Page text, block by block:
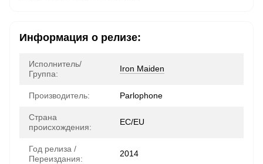
Информация о релизе:
Исполнитель/
Группа:
Iron Maiden
Производитель: Parlophone
Страна
происхождения:
ЕС/EU
Год релиза /
Переиздания:
2014